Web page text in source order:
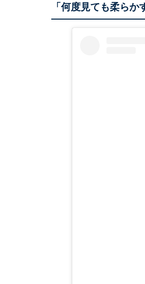
「何度見ても柔らか